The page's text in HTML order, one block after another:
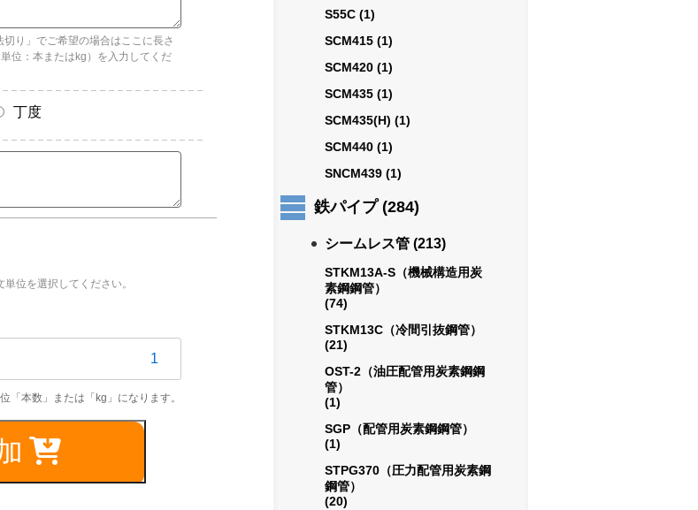
り」でご希望の場合はここに長さ
単位：本またはkg）を入力してくだ
丁度
単位を選択してください。
S55C (1)
SCM415 (1)
SCM420 (1)
SCM435 (1)
SCM435(H) (1)
SCM440 (1)
SNCM439 (1)
鉄パイプ (284)
シームレス管 (213)
STKM13A-S（機械構造用炭
素鋼鋼管）
(74)
STKM13C（冷間引抜鋼管）
(21)
OST-2（油圧配管用炭素鋼鋼
管）
(1)
SGP（配管用炭素鋼鋼管）
(1)
STPG370（圧力配管用炭素鋼
鋼管）
(20)